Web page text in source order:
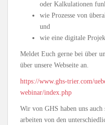
oder Kalkulationen
wie Prozesse von
und
wie eine digitale
Meldet Euch gerne bei über
über unsere Webseite an.
https://www.ghs-trier.com/
webinar/index.php
Wir von GHS haben uns
arbeiten von den